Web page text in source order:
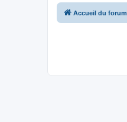
Accueil du forum